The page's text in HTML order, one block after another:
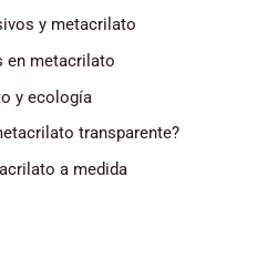
y metacrilato
en metacrilato
y ecología
transparente?
a medida